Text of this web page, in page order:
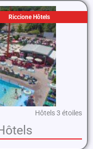
Riccione Hôtels
Hôtels 3 étoiles